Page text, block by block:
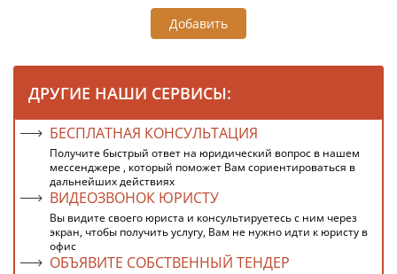
Добавить
ДРУГИЕ НАШИ СЕРВИСЫ:
БЕСПЛАТНАЯ КОНСУЛЬТАЦИЯ
Получите быстрый ответ на юридический вопрос в нашем
мессенджере , который поможет Вам сориентироваться в
дальнейших действиях
ВИДЕОЗВОНОК ЮРИСТУ
Вы видите своего юриста и консультируетесь с ним через
экран, чтобы получить услугу, Вам не нужно идти к юристу в
офис
ОБЪЯВИТЕ СОБСТВЕННЫЙ ТЕНДЕР